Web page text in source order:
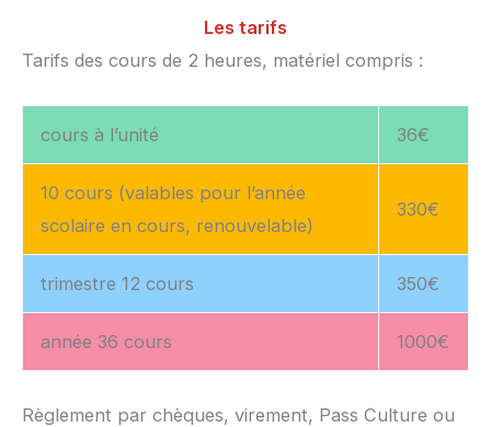
Les tarifs
Tarifs des cours de 2 heures, matériel compris :
cours à l’unité 36€
10 cours (valables pour l’année
scolaire en cours, renouvelable)
330€
trimestre 12 cours 350€
année 36 cours 1000€
Règlement par chèques, virement, Pass Culture ou